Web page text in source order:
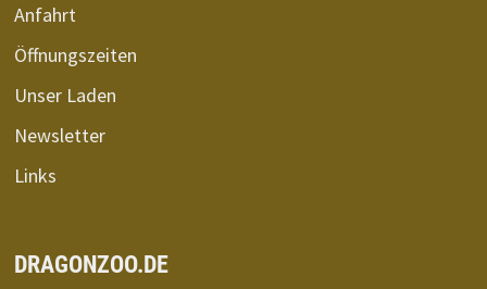
Anfahrt
Öffnungszeiten
Unser Laden
Newsletter
Links
DRAGONZOO.DE